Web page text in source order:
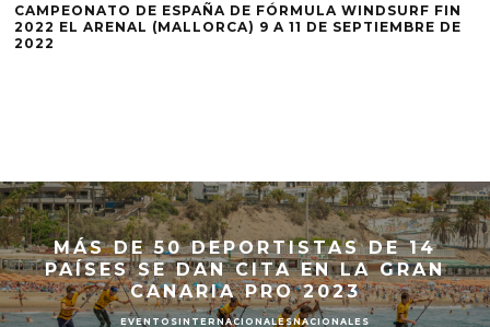
CAMPEONATO DE ESPAÑA DE FÓRMULA WINDSURF FIN
2022 EL ARENAL (MALLORCA) 9 A 11 DE SEPTIEMBRE DE
2022
MÁS DE 50 DEPORTISTAS DE 14
PAÍSES SE DAN CITA EN LA GRAN
CANARIA PRO 2023
EVENTOSINTERNACIONALESNACIONALES